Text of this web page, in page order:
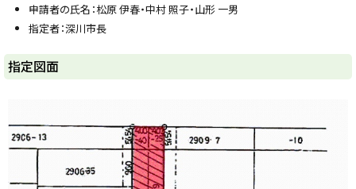
申請者の氏名：松原 伊春・中村 照子・山形 一男
指定者：深川市長
ト
ッ
に
戻
指定図面